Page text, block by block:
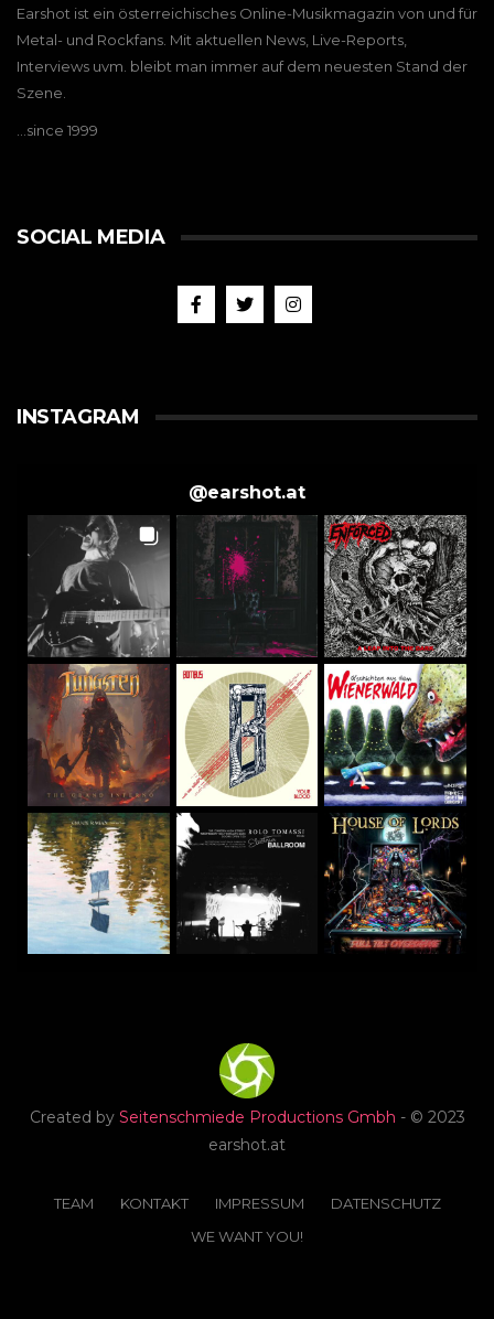
Earshot ist ein österreichisches Online-Musikmagazin von und für
Metal- und Rockfans. Mit aktuellen News, Live-Reports,
Interviews uvm. bleibt man immer auf dem neuesten Stand der
Szene.
…since 1999
SOCIAL MEDIA
INSTAGRAM
@earshot.at
Created by Seitenschmiede Productions Gmbh - © 2023
earshot.at
TEAM KONTAKT IMPRESSUM
DATENSCHUTZ
WE WANT YOU!